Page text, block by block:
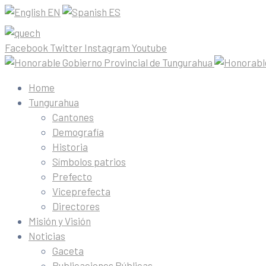
EN ES
Facebook Twitter Instagram Youtube
Home
Tungurahua
Cantones
Demografía
Historia
Símbolos patrios
Prefecto
Viceprefecta
Directores
Misión y Visión
Noticias
Gaceta
“Minga por el planeta” 500 mil plantas es la